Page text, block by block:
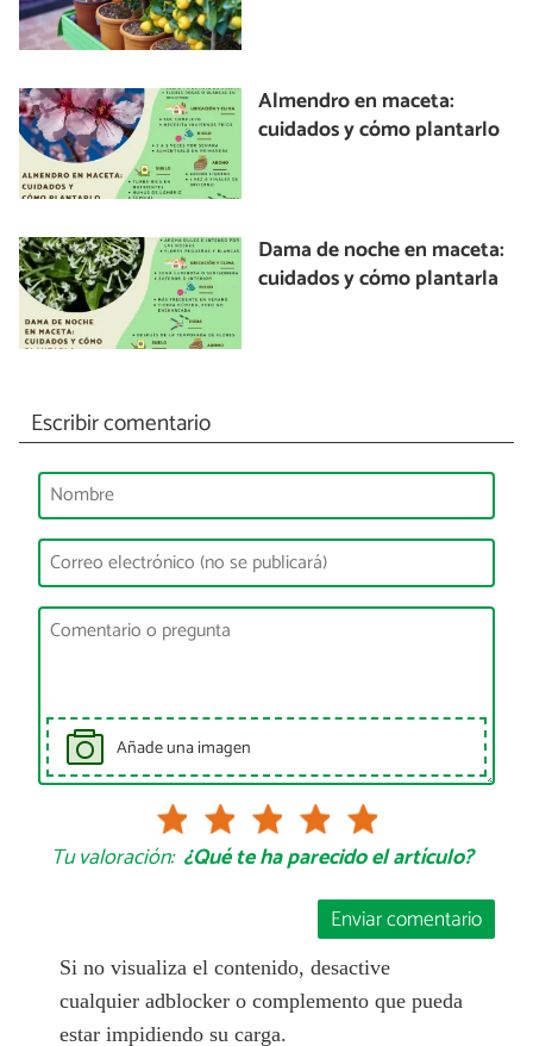
Almendro en maceta:
cuidados y cómo plantarlo
Dama de noche en maceta:
cuidados y cómo plantarla
Escribir comentario
Añade una imagen
Tu valoración: ¿Qué te ha parecido el artículo?
Enviar comentario
Si no visualiza el contenido, desactive
cualquier adblocker o complemento que pueda
estar impidiendo su carga.